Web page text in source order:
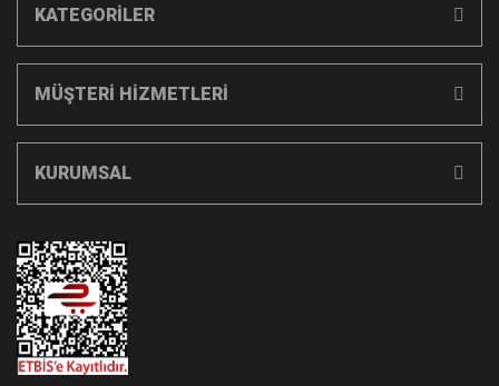
KATEGORİLER
MÜŞTERİ HİZMETLERİ
KURUMSAL